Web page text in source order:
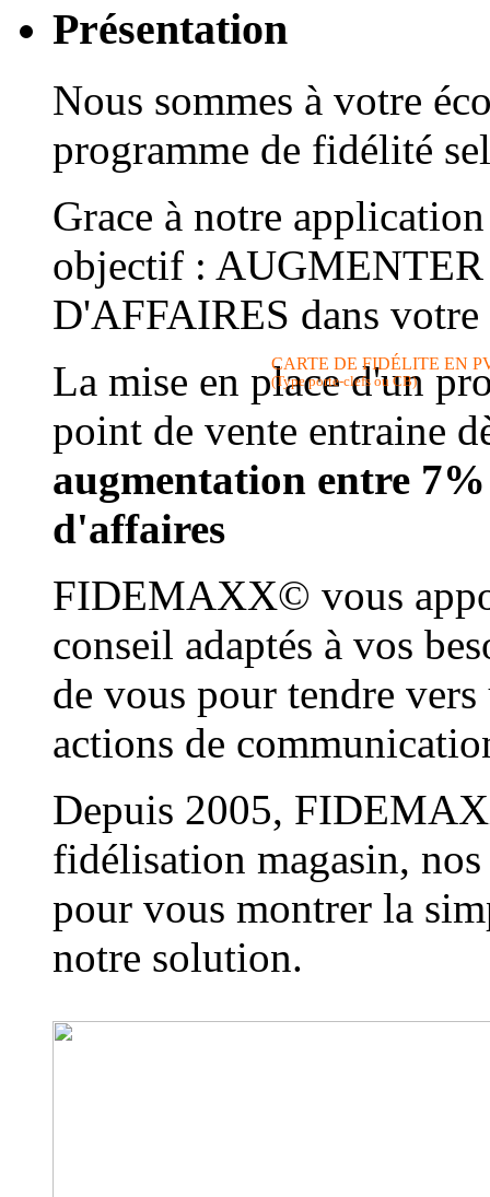
CARTE DE FIDÉLITE EN
(Type porte-clefs ou CB)
Présentation
Nous sommes à votre
programme de fidélité
Grace à notre
objectif :
D'AFFAIRES dans votre
La mise en place d'un
point de vente entraine
augmentation entre
d'affaires
FIDEMAXX© vous
conseil adaptés à vos
de vous pour tendre
actions de
Depuis 2005,
fidélisation magasin,
pour vous montrer la
notre solution.